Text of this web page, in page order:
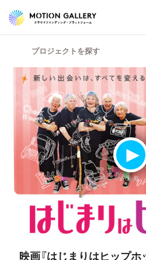
プロジェクトを探す
映画『はじまりはヒップホ